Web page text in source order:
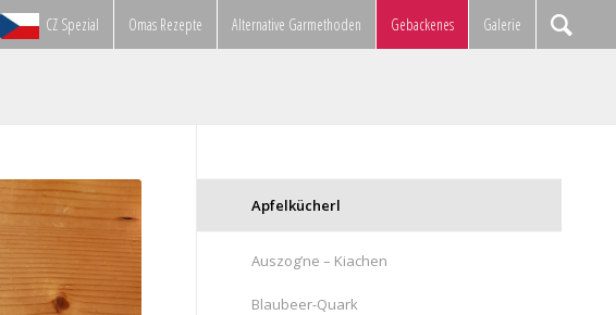
CZ Spezial Omas Rezepte Alternative Garmethoden Gebackenes Galerie
Apfelkücherl
Auszog’ne – Kiachen
Blaubeer-Quark